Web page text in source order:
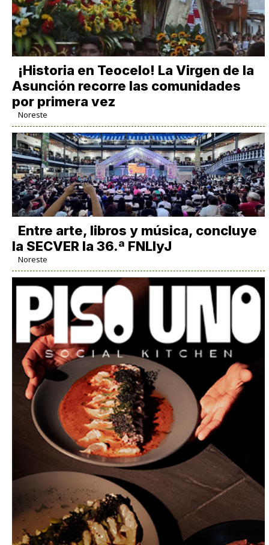
​¡Historia en Teocelo! La Virgen de la
Asunción recorre las comunidades
por primera vez
Noreste
Entre arte, libros y música, concluye
la SECVER la 36.ª FNLIyJ
Noreste